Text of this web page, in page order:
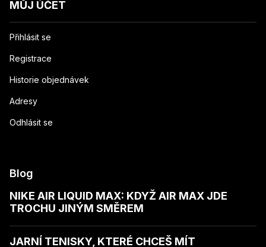
MŮJ ÚČET
Přihlásit se
Registrace
Historie objednávek
Adresy
Odhlásit se
Blog
NIKE AIR LIQUID MAX: KDYŽ AIR MAX JDE
TROCHU JINÝM SMĚREM
JARNÍ TENISKY, KTERÉ CHCEŠ MÍT